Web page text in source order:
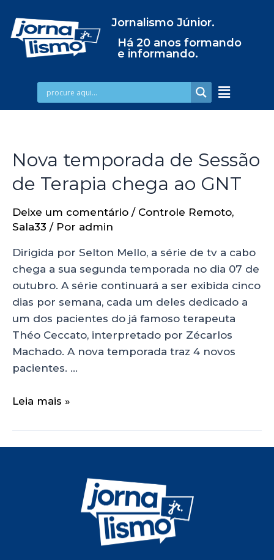
Jornalismo Júnior.
Há 20 anos formando
e informando.
Nova temporada de Sessão
de Terapia chega ao GNT
Deixe um comentário / Controle Remoto,
Sala33 / Por admin
Dirigida por Selton Mello, a série de tv a cabo
chega a sua segunda temporada no dia 07 de
outubro. A série continuará a ser exibida cinco
dias por semana, cada um deles dedicado a
um dos pacientes do já famoso terapeuta
Théo Ceccato, interpretado por Zécarlos
Machado. A nova temporada traz 4 novos
pacientes. …
Leia mais »